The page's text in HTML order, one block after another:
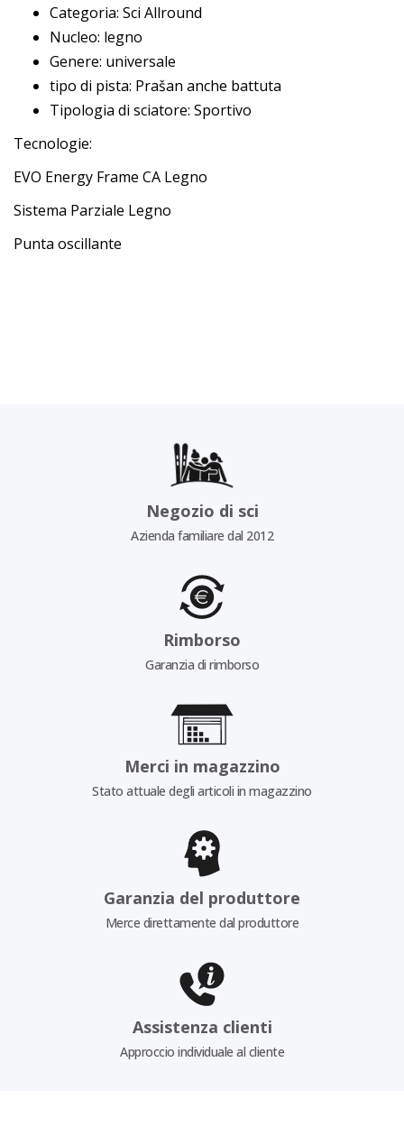
Categoria: Sci Allround
Nucleo: legno
Genere: universale
tipo di pista: Prašan anche battuta
Tipologia di sciatore: Sportivo
Tecnologie:
EVO Energy Frame CA Legno
Sistema Parziale Legno
Punta oscillante
Negozio di sci
Azienda familiare dal 2012
Rimborso
Garanzia di rimborso
Merci in magazzino
Stato attuale degli articoli in magazzino
Garanzia del produttore
Merce direttamente dal produttore
Assistenza clienti
Approccio individuale al cliente